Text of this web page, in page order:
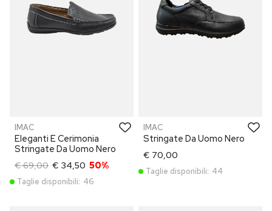
IMAC
Eleganti E Cerimonia
Stringate Da Uomo Nero
€ 69,00 € 34,50 50%
Taglie disponibili: 46
IMAC
Stringate Da Uomo Nero
€ 70,00
Taglie disponibili: 44